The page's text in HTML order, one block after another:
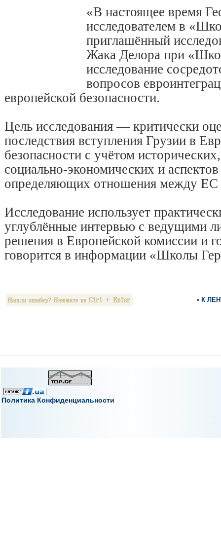
«В настоящее время
исследователем в
приглашённый
Жака Делора при
исследование
вопросов
европейской безопасности.
Цель исследования — критически
последствия вступления Грузии в
безопасности с учётом
социально-экономических и
определяющих отношения между ЕС
Исследование использует
углублённые интервью с ведущими
решения в Европейской комиссии и
говорится в информации «Школы
• К
Политика Конфиденциальности